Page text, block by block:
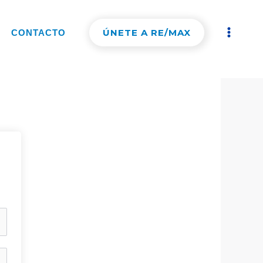
CONTACTO ÚNETE A RE/MAX